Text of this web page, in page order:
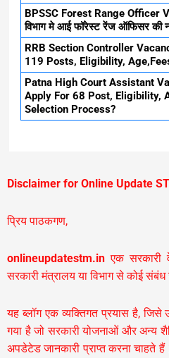
BPSSC Forest Range Officer
विभाग मे आई फॉरेस्ट रेंज ऑफिसर की
RRB Section Controller
119 Posts, Eligibility,
Patna High Court Assistant
Apply For 68 Post, Eligibility,
Selection Process?
Disclaimer for Online Update
प्रिय पाठकगण,
onlineupdatestm.in एक सरकारी
सरकारी मंत्रालय या विभाग से कोई संबंध
यह ब्लॉग एक व्यक्तिगत प्रयास है, जिसे
गया है जो सरकारी योजनाओं और अन्य
अपडेटेड जानकारी प्राप्त करना चाहते